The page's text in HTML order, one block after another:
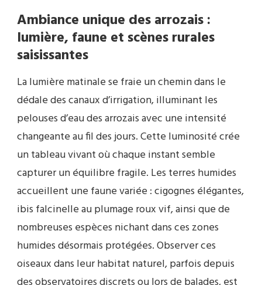
Ambiance unique des arrozais :
lumière, faune et scènes rurales
saisissantes
La lumière matinale se fraie un chemin dans le
dédale des canaux d’irrigation, illuminant les
pelouses d’eau des arrozais avec une intensité
changeante au fil des jours. Cette luminosité crée
un tableau vivant où chaque instant semble
capturer un équilibre fragile. Les terres humides
accueillent une faune variée : cigognes élégantes,
ibis falcinelle au plumage roux vif, ainsi que de
nombreuses espèces nichant dans ces zones
humides désormais protégées. Observer ces
oiseaux dans leur habitat naturel, parfois depuis